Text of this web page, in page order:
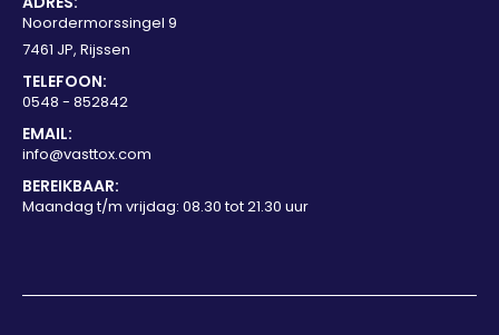
Noordermorssingel 9
7461 JP, Rijssen
TELEFOON:
0548 - 852842
EMAIL:
info@vasttox.com
BEREIKBAAR:
Maandag t/m vrijdag: 08.30 tot 21.30 uur